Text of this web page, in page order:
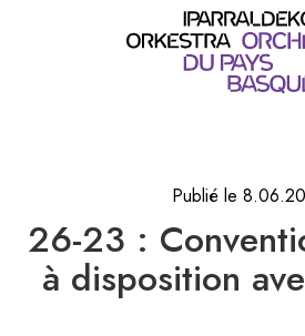
Publié le
26-23 :
à disposition